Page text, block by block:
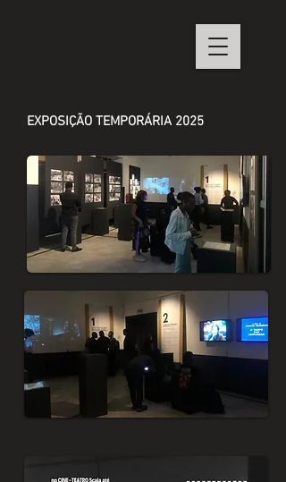
EXPOSIÇÃO TEMPORÁRIA 2025